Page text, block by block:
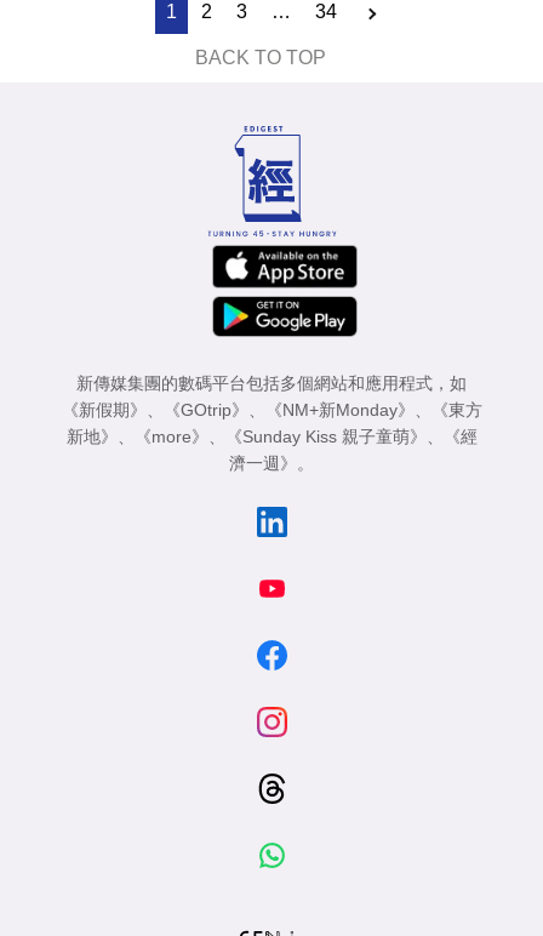
1 2 3 … 34
BACK TO TOP
新傳媒集團的數碼平台包括多個網站和應用程式，如
《新假期》 、 《GOtrip》 、 《NM+新Monday》 、
《東方
新地》 、 《more》 、 《Sunday Kiss 親子童萌》 、
《經
濟一週》 。